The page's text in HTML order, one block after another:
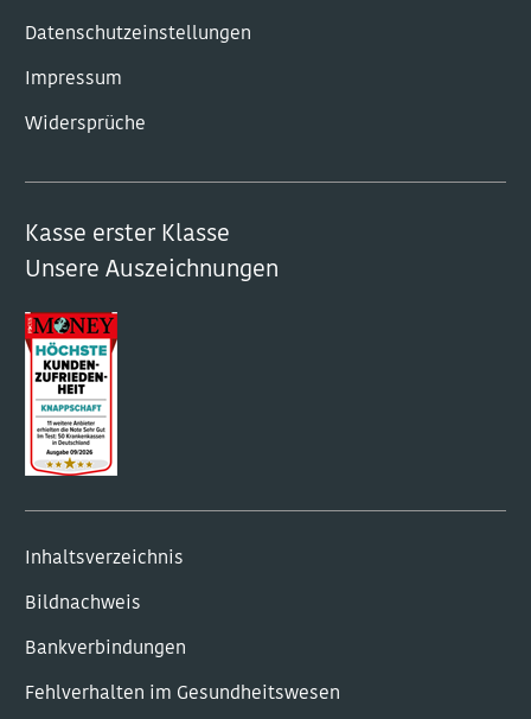
Datenschutzeinstellungen
Impressum
Widersprüche
Kasse erster Klasse
Unsere Auszeichnungen
Inhaltsverzeichnis
Bildnachweis
Bankverbindungen
Fehlverhalten im Gesundheitswesen